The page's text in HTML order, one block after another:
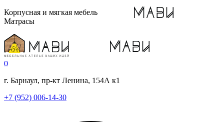
Корпусная и мягкая мебель
Матрасы
0
г. Барнаул, пр-кт Ленина, 154А к1
+7 (952) 006-14-30